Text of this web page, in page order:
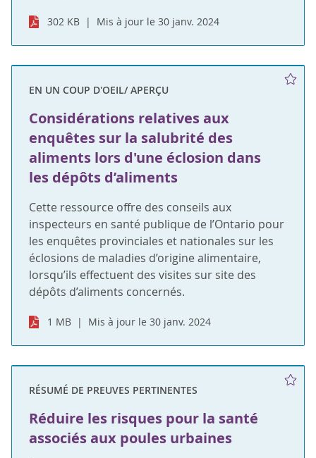
302 KB Mis à jour le 30 janv. 2024
EN UN COUP D'OEIL/ APERÇU
Considérations relatives aux
enquêtes sur la salubrité des
aliments lors d'une éclosion dans
les dépôts d’aliments
Cette ressource offre des conseils aux
inspecteurs en santé publique de l’Ontario pour
les enquêtes provinciales et nationales sur les
éclosions de maladies d’origine alimentaire,
lorsqu’ils effectuent des visites sur site des
dépôts d’aliments concernés.
1 MB Mis à jour le 30 janv. 2024
RÉSUMÉ DE PREUVES PERTINENTES
Réduire les risques pour la santé
associés aux poules urbaines